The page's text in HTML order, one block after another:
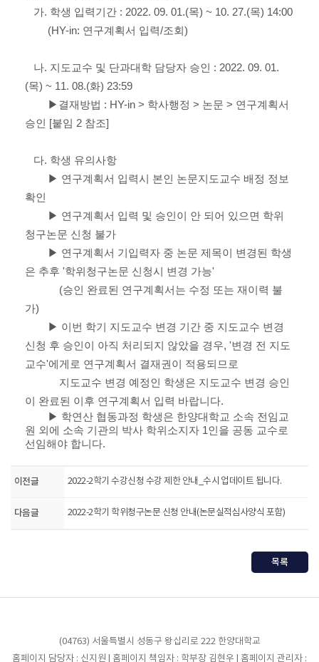
가. 학생 입력기간 : 2022. 09. 01.(목) ~ 10. 27.(목) 14:00
(HY-in: 연구계획서 입력/조회)
나. 지도교수 및 단과대학 담당자 승인 : 2022. 09. 01.
(목) ~ 11. 08.(화) 23:59
▶결재방법 : HY-in > 학사행정 > 논문 > 연구계획서
승인 [붙임 2 참조]
다. 학생 유의사항
▶ 연구계획서 입력시 본인 논문지도교수 배정 정보
확인
▶ 연구계획서 입력 및 승인이 안 되어 있으면 학위
청구논문 신청 불가
▶ 연구계획서 기입력자 중 논문 제목이 변경된 학생
은 추후 '학위청구논문 신청시 변경 가능'
(승인 완료된 연구계획서는 수정 또는 재이력 불
가)
▶ 이번 학기 지도교수 변경 기간 중 지도교수 변경
신청 후 승인이 아직 처리되지 않았을 경우, '변경 전 지도
교수'에게로 연구계획서 결재권이 적용되므로
지도교수 변경 예정인 학생은 지도교수 변경 승인
이 완료된 이후 연구계획서 입력 바랍니다.
▶ 학연산 협동과정 학생은 한양대학교 소속 전임교
원 외에 소속 기관의 박사 학위소지자 1인을 공동 교수로
선임해야 합니다.
이전글 2022-2학기 수강신청 수강 제한 안내_수시 업데이트 됩니다.
다음글 2022-2학기 학위청구논문 신청 안내(논문실적심사양식 포함)
목록
(04763) 서울특별시 성동구 왕십리로 222 한양대학교
홈페이지 담당자 : 신지원 | 홈페이지 책임자 : 학부장 김현우 | 홈페이지 관리자 :